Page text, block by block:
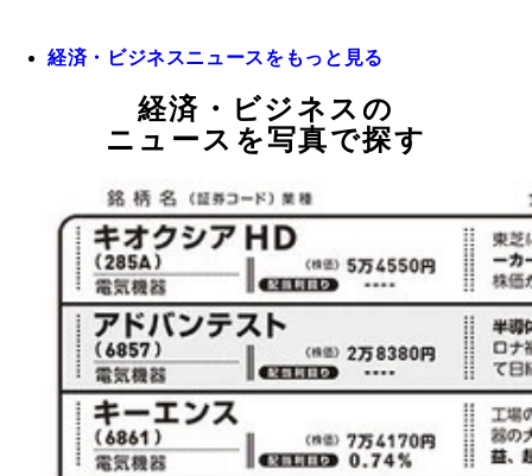
経済・ビジネスニュースをもっと見る
経済・ビジネスの
ニュースを写真で探す